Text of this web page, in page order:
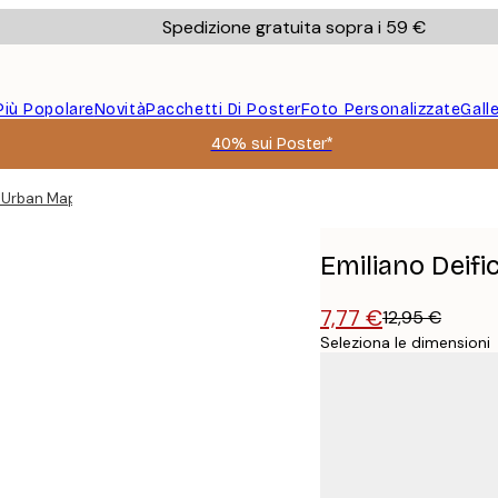
Spedizione gratuita sopra i 59 €
PopolareNovitàPacchetti Di PosterFoto Personalizzate
40% sui Poster*
Map Poster
Emiliano
7,77 €12,95 €
Seleziona le dimensioni